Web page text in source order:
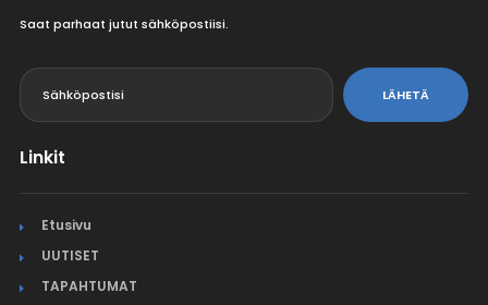
Saat parhaat jutut sähköpostiisi.
LÄHETÄ
Linkit
Etusivu
UUTISET
TAPAHTUMAT